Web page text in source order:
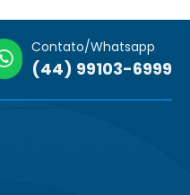
Contato/Whatsapp
(44) 99103-6999